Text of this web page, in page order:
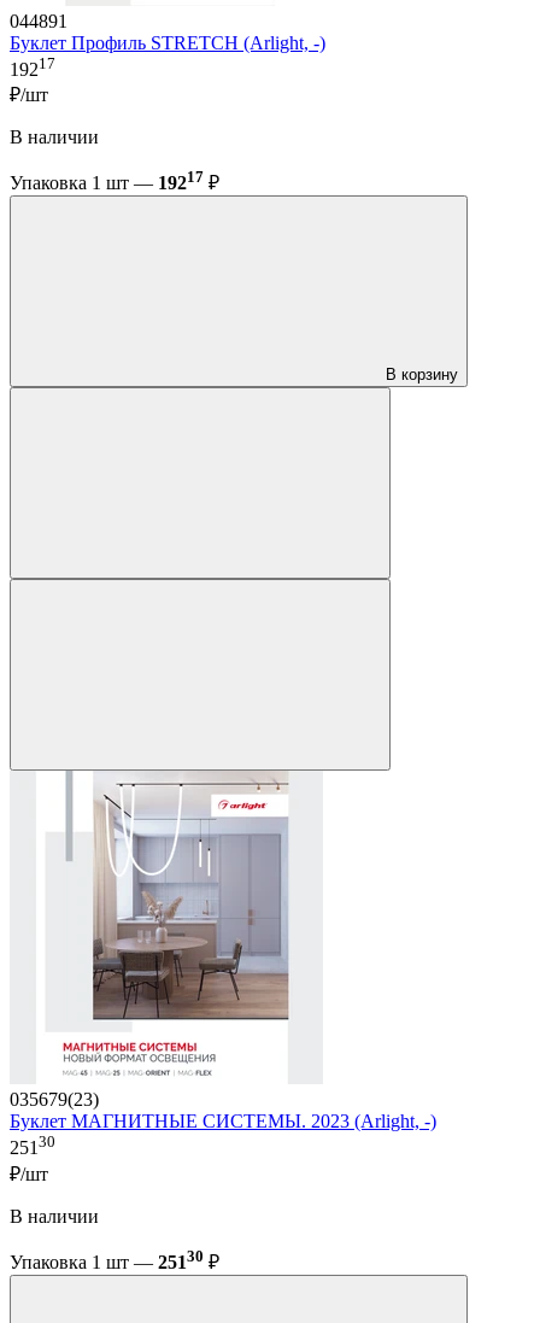
044891
Буклет Профиль STRETCH (Arlight, -)
19217
₽/шт
В наличии
Упаковка 1 шт — 19217 ₽
В корзину
035679(23)
Буклет МАГНИТНЫЕ СИСТЕМЫ. 2023 (Arlight, -)
25130
₽/шт
В наличии
Упаковка 1 шт — 25130 ₽